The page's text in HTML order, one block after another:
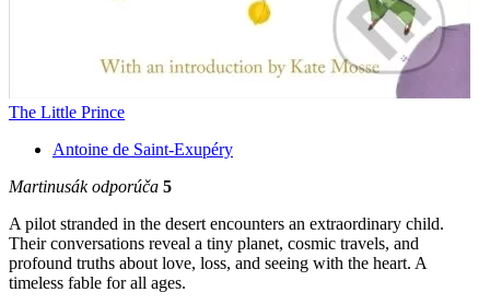
The Little Prince
Antoine de Saint-Exupéry
Martinusák odporúča 5
A pilot stranded in the desert encounters an extraordinary child.
Their conversations reveal a tiny planet, cosmic travels, and
profound truths about love, loss, and seeing with the heart. A
timeless fable for all ages.